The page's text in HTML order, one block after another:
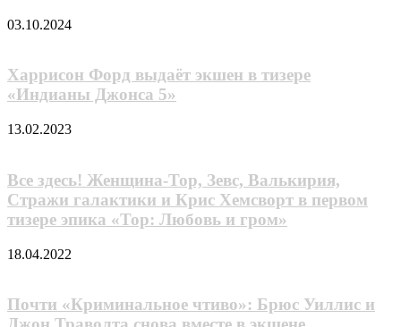
03.10.2024
Харрисон Форд выдаёт экшен в тизере
«Индианы Джонса 5»
13.02.2023
Все здесь! Женщина-Тор, Зевс, Валькирия,
Стражи галактики и Крис Хемсворт в первом
тизере эпика «Тор: Любовь и гром»
18.04.2022
Почти «Криминальное чтиво»: Брюс Уиллис и